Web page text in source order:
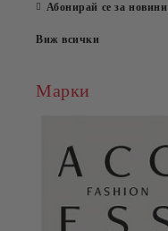
Абонирай се за новини
Виж всички
Марки